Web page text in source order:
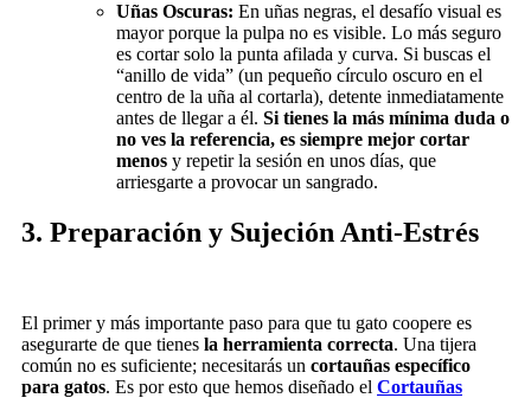
Uñas Oscuras: En uñas negras, el desafío visual es
mayor porque la pulpa no es visible. Lo más seguro
es cortar solo la punta afilada y curva. Si buscas el
“anillo de vida” (un pequeño círculo oscuro en el
centro de la uña al cortarla), detente inmediatamente
antes de llegar a él. Si tienes la más mínima duda o
no ves la referencia, es siempre mejor cortar
menos y repetir la sesión en unos días, que
arriesgarte a provocar un sangrado.
3. Preparación y Sujeción Anti-Estrés
El primer y más importante paso para que tu gato coopere es
asegurarte de que tienes la herramienta correcta. Una tijera
común no es suficiente; necesitarás un cortauñas específico
para gatos. Es por esto que hemos diseñado el Cortauñas